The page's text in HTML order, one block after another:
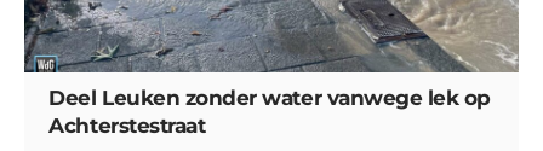
Deel Leuken zonder water vanwege lek op
Achterstestraat